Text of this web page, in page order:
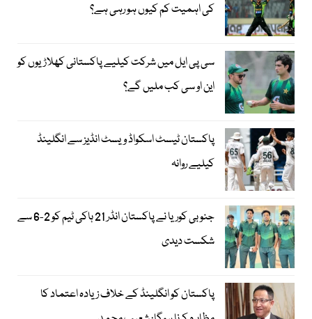
کی اہمیت کم کیوں ہو رہی ہے؟
سی پی ایل میں شرکت کیلیے پاکستانی کھلاڑیوں کو
این او سی کب ملیں گے؟
پاکستان ٹیسٹ اسکواڈ ویسٹ انڈیز سے انگلینڈ
کیلیے روانہ
جنوبی کوریا نے پاکستان انڈر 21 ہاکی ٹیم کو 2-6 سے
شکست دیدی
پاکستان کو انگلینڈ کے خلاف زیادہ اعتماد کا